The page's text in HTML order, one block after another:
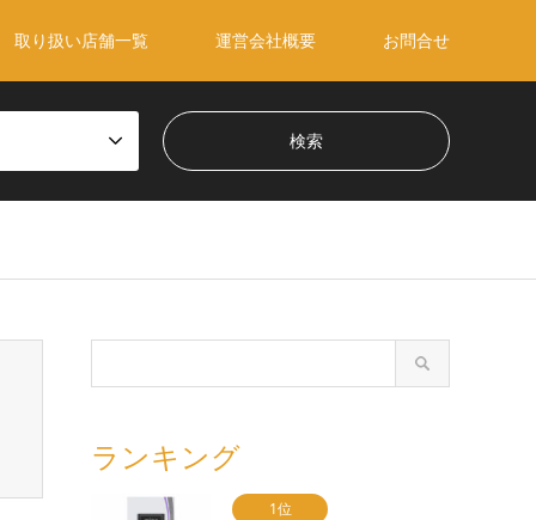
取り扱い店舗一覧 運営会社概要 お問合せ
ランキング
1位